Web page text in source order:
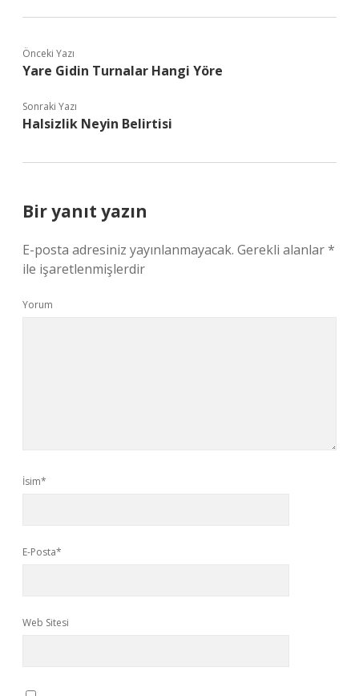
Önceki Yazı
Yare Gidin Turnalar Hangi Yöre
Sonraki Yazı
Halsizlik Neyin Belirtisi
Bir yanıt yazın
E-posta adresiniz yayınlanmayacak. Gerekli alanlar*
ile işaretlenmişlerdir
Yorum
İsim*
E-Posta*
Web Sitesi